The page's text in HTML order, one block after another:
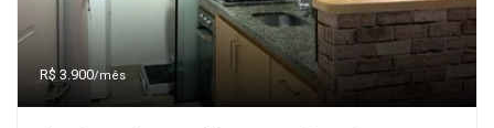
R$ 3.900/mês